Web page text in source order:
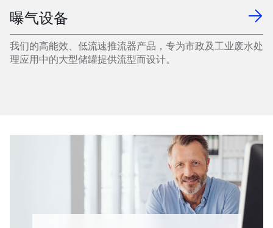
曝气设备
我们的高能效、低流速推流器产品，专为市政及工业废水处
理应用中的大型储罐提供流型而设计。